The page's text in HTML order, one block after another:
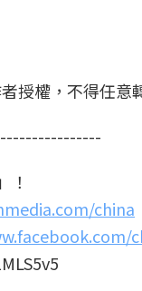
授權，不得任意
！
china